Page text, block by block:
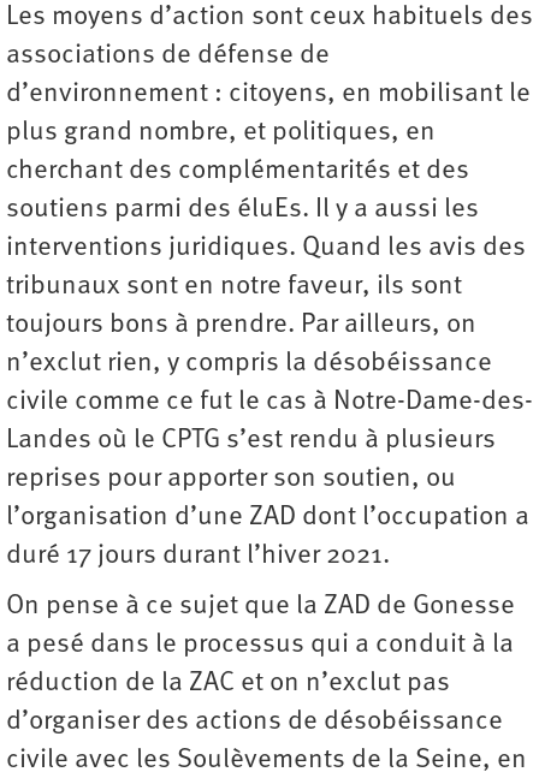
Les moyens d’action sont ceux habituels des
associations de défense de
d’environnement : citoyens, en mobilisant le
plus grand nombre, et politiques, en
cherchant des complémentarités et des
soutiens parmi des éluEs. Il y a aussi les
interventions juridiques. Quand les avis des
tribunaux sont en notre faveur, ils sont
toujours bons à prendre. Par ailleurs, on
n’exclut rien, y compris la désobéissance
civile comme ce fut le cas à Notre-Dame-des-
Landes où le CPTG s’est rendu à plusieurs
reprises pour apporter son soutien, ou
l’organisation d’une ZAD dont l’occupation a
duré 17 jours durant l’hiver 2021.
On pense à ce sujet que la ZAD de Gonesse
a pesé dans le processus qui a conduit à la
réduction de la ZAC et on n’exclut pas
d’organiser des actions de désobéissance
civile avec les Soulèvements de la Seine, en